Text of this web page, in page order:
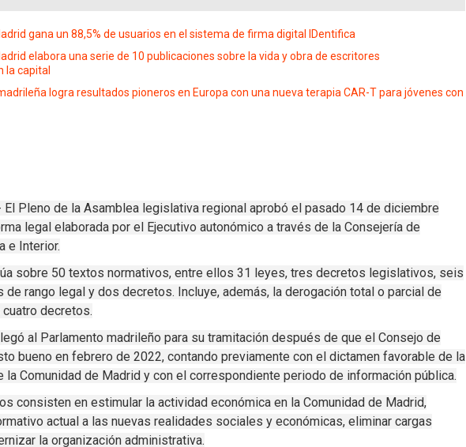
gana un 88,5% de usuarios en el sistema de firma digital IDentifica
elabora una serie de 10 publicaciones sobre la vida y obra de escritores
la capital
logra resultados pioneros en Europa con una nueva terapia CAR-T para jóvenes con
Pleno de la Asamblea legislativa regional aprobó el pasado 14 de diciembre
legal elaborada por el Ejecutivo autonómico a través de la Consejería de
e Interior.
sobre 50 textos normativos, entre ellos 31 leyes, tres decretos legislativos, seis
de rango legal y dos decretos. Incluye, además, la derogación total o parcial de
decretos.
al Parlamento madrileño para su tramitación después de que el Consejo de
bueno en febrero de 2022, contando previamente con el dictamen favorable de la
la Comunidad de Madrid y con el correspondiente periodo de información pública.
consisten en estimular la actividad económica en la Comunidad de Madrid,
actual a las nuevas realidades sociales y económicas, eliminar cargas
la organización administrativa.